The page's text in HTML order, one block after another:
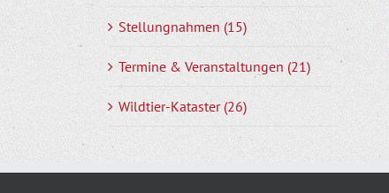
Stellungnahmen (15)
Termine & Veranstaltungen (21)
Wildtier-Kataster (26)